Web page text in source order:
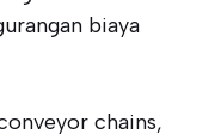
biaya
chains,